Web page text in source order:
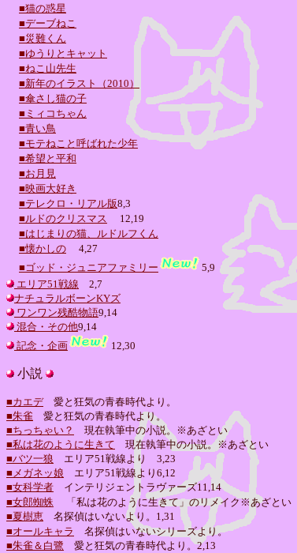
■猫の惑星
■デーブねこ
■災難くん
■ゆうりとキャット
■ねこ山先生
■新年のイラスト（2010）
■傘さし猫の子
■ミィコちゃん
■青い鳥
■モテねこと呼ばれた少年
■希望と平和
■お月見
■映画大好き
■テレクロ・リアル版8,3
■ルドのクリスマス
12,19
■はじまりの猫、ルドルフくん
■懐かしの
4,27
■ゴッド・ジュニアファミリー
5,9
エリア51戦線 2,7
ナチュラルボーンKYズ
ワンワン残酷物語9,14
混合・その他9,14
記念・企画
12,30
小説
■カエデ愛と狂気の青春時代より。
■朱雀 愛と狂気の青春時代より。
■ちっちゃい？
現在執筆中の小説。※あざとい
■私は花のように生きて 現在執筆中の小説。※あざとい
■バツ一狼 エリア51戦線より 3,23
■メガネッ娘 エリア51戦線より6,12
■女科学者 インテリジェントラヴァーズ11,14
■女郎蜘蛛
「私は花のように生きて」のリメイク※あざとい
■夏樹恵 名探偵はいないより。1,31
■オールキャラ
名探偵はいないシリーズより。
■朱雀＆白鷺 愛と狂気の青春時代より。2,13